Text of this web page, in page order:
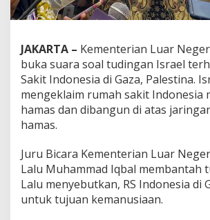
JAKARTA – Kementerian Luar
buka suara soal tudingan Israel
Sakit Indonesia di Gaza, Palestina.
mengeklaim rumah sakit Indonesia
hamas dan dibangun di atas
hamas.
Juru Bicara Kementerian Luar
Lalu Muhammad Iqbal membantah
Lalu menyebutkan, RS Indonesia di
untuk tujuan kemanusiaan.